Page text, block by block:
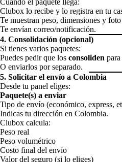
Cuando el paquete llega:
Clubox lo recibe y lo registra en tu
Te muestran peso, dimensiones y
Te envían correo/notificación.
4. Consolidación (opcional)
Si tienes varios paquetes:
Puedes pedir que los consoliden
O enviarlos por separado.
5. Solicitar el envío a Colombia
Desde tu panel eliges:
Paquete(s) a enviar
Tipo de envío (económico, express,
Indicas tu dirección en Colombia.
Clubox calcula:
Peso real
Peso volumétrico
Costo final del envío
Valor del seguro (si lo eliges)